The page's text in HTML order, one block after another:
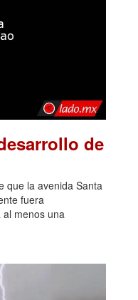
de
que la avenida Santa
fuera
menos una